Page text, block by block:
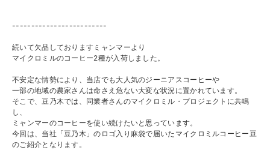
-------------------------
続いて欠品しておりますミャンマーより
マイクロミルのコーヒー2種が入荷しました。
不安定な情勢により、当店でも大人気のジーニアスコーヒーや
一部の地域の農家さんは命さえ危ない大変な状況に置かれています。
そこで、豆乃木では、同業者さんのマイクロミル・プロジェクトに共鳴
し、
ミャンマーのコーヒーを使い続けたいと思っています。
今回は、当社「豆乃木」のロゴ入り麻袋で届いたマイクロミルコー ヒー豆
のご紹介となります。